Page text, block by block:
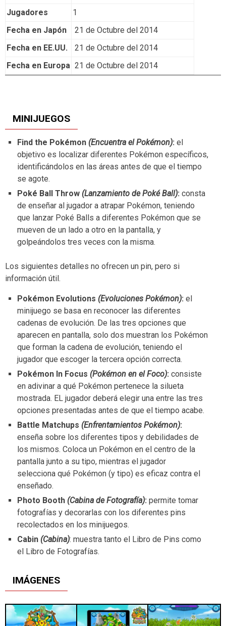
Jugadores
1
Fecha en Japón
21 de Octubre del 2014
Fecha en EE.UU.
21 de Octubre del 2014
Fecha en Europa 21 de Octubre del 2014
MINIJUEGOS
Find the Pokémon (Encuentra el Pokémon): el
objetivo es localizar diferentes Pokémon específicos,
identificándolos en las áreas antes de que el tiempo
se agote.
Poké Ball Throw (Lanzamiento de Poké Ball): consta
de enseñar al jugador a atrapar Pokémon, teniendo
que lanzar Poké Balls a diferentes Pokémon que se
mueven de un lado a otro en la pantalla, y
golpeándolos tres veces con la misma.
Los siguientes detalles no ofrecen un pin, pero si
información útil.
Pokémon Evolutions (Evoluciones Pokémon): el
minijuego se basa en reconocer las diferentes
cadenas de evolución. De las tres opciones que
aparecen en pantalla, solo dos muestran los Pokémon
que forman la cadena de evolución, teniendo el
jugador que escoger la tercera opción correcta.
Pokémon In Focus (Pokémon en el Foco): consiste
en adivinar a qué Pokémon pertenece la silueta
mostrada. EL jugador deberá elegir una entre las tres
opciones presentadas antes de que el tiempo acabe.
Battle Matchups (Enfrentamientos Pokémon):
enseña sobre los diferentes tipos y debilidades de
los mismos. Coloca un Pokémon en el centro de la
pantalla junto a su tipo, mientras el jugador
selecciona qué Pokémon (y tipo) es eficaz contra el
enseñado.
Photo Booth (Cabina de Fotografía): permite tomar
fotografías y decorarlas con los diferentes pins
recolectados en los minijuegos.
Cabin (Cabina): muestra tanto el Libro de Pins como
el Libro de Fotografías.
IMÁGENES